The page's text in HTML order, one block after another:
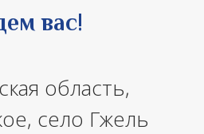
вас!
область,
село Гжель